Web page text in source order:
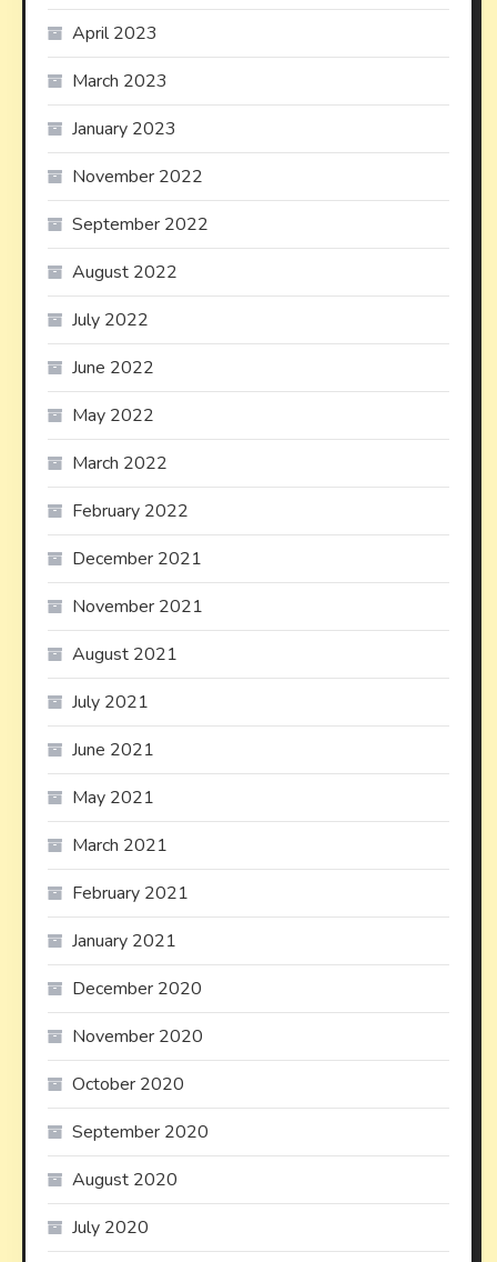
April 2023
March 2023
January 2023
November 2022
September 2022
August 2022
July 2022
June 2022
May 2022
March 2022
February 2022
December 2021
November 2021
August 2021
July 2021
June 2021
May 2021
March 2021
February 2021
January 2021
December 2020
November 2020
October 2020
September 2020
August 2020
July 2020